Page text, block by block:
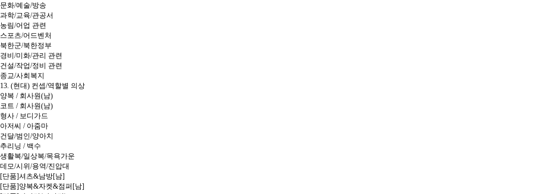
문화/예술/방송
과학/교육/관공서
농림/어업 관련
스포츠/어드벤처
북한군/북한정부
경비/미화/관리 관련
건설/작업/정비 관련
종교/사회복지
13. (현대) 컨셉/역할별 의상
양복 / 회사원(남)
코트 / 회사원(남)
형사 / 보디가드
아저씨 / 아줌마
건달/범인/양아치
추리닝 / 백수
생활복/일상복/목욕가운
데모/시위/용역/진압대
[단품]셔츠&남방[남]
[단품]양복&자켓&점퍼[남]